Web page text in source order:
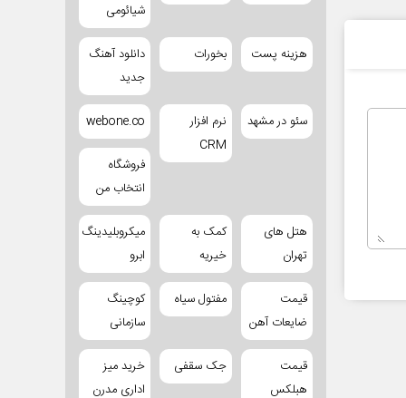
شیائومی
هزینه پست بخورات
دانلود آهنگ
جدید
سئو در مشهد
نرم افزار
CRM
webone.co
فروشگاه
انتخاب من
هتل های
تهران
کمک به
خیریه
میکروبلیدینگ
ابرو
قیمت
ضایعات آهن
مفتول سیاه
کوچینگ
سازمانی
قیمت
هبلکس
جک سقفی
خرید میز
اداری مدرن